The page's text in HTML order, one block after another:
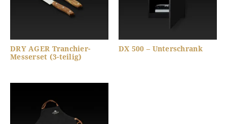
DRY AGER Tranchier-
Messerset (3-teilig)
DX 500 – Unterschrank